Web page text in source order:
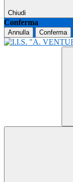
Chiudi
Conferma
Annulla Conferma